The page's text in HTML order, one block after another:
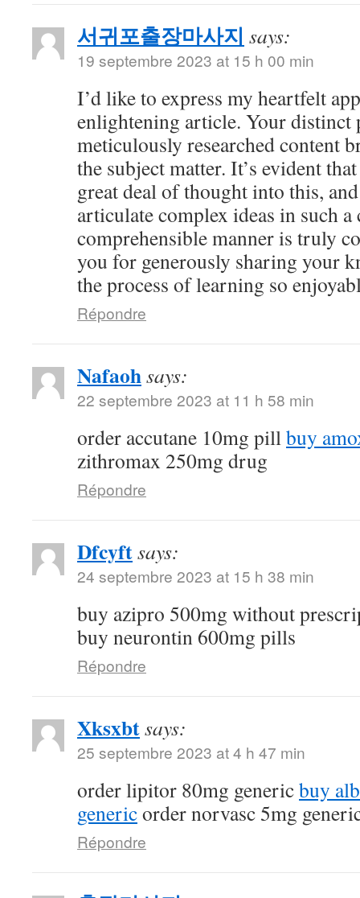
서귀포출장마사지 says:
19 septembre 2023 at 15 h 00 min
I’d like to express my heartfelt
enlightening article. Your distinct
meticulously researched content
the subject matter. It’s evident
great deal of thought into this,
articulate complex ideas in such a
comprehensible manner is truly
you for generously sharing your
the process of learning so
Répondre
Nafaohsays:
22 septembre 2023 at 11 h 58 min
order accutane 10mg pillbuy
zithromax 250mg drug
Répondre
Dfcyftsays:
24 septembre 2023 at 15 h 38 min
buy azipro 500mg without
buy neurontin 600mg pills
Répondre
Xksxbtsays:
25 septembre 2023 at 4 h 47 min
order lipitor 80mg genericbuy
genericorder norvasc 5mg
Répondre